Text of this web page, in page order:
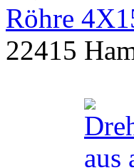
Röhre
22415